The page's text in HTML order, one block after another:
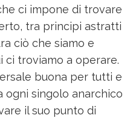
ci impone di trovare
tra principi astratti
ciò che siamo e
ci troviamo a operare.
buona per tutti e
ogni singolo anarchico
il suo punto di